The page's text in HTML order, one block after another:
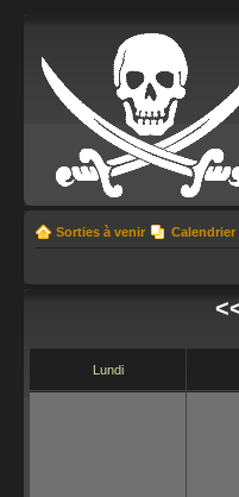
Sorties à venir Calendrier
Lundi